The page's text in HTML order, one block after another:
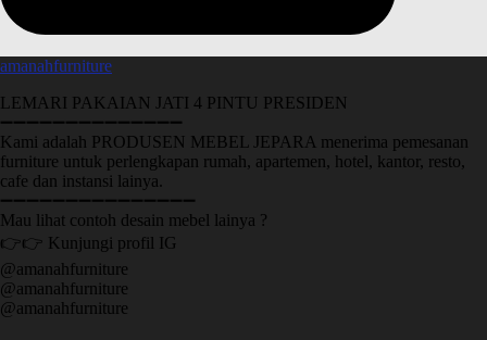
amanahfurniture
LEMARI PAKAIAN JATI 4 PINTU PRESIDEN
➖➖➖➖➖➖➖➖➖➖➖➖➖➖
Kami adalah PRODUSEN MEBEL JEPARA menerima pemesanan
furniture untuk perlengkapan rumah, apartemen, hotel, kantor, resto,
cafe dan instansi lainya.
➖➖➖➖➖➖➖➖➖➖➖➖➖➖➖
Mau lihat contoh desain mebel lainya ?
👉👉 Kunjungi profil IG
@amanahfurniture
@amanahfurniture
@amanahfurniture